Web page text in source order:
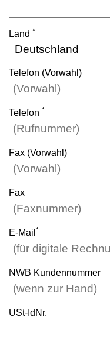
Land *
Telefon (Vorwahl)
Telefon *
Fax (Vorwahl)
Fax
E-Mail *
NWB Kundennummer
USt-IdNr.